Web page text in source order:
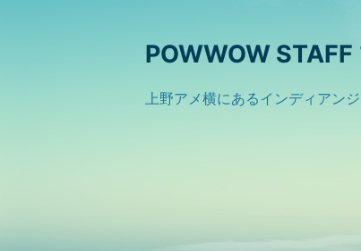
POWWOW STAFF
上野アメ横にあるインディアン